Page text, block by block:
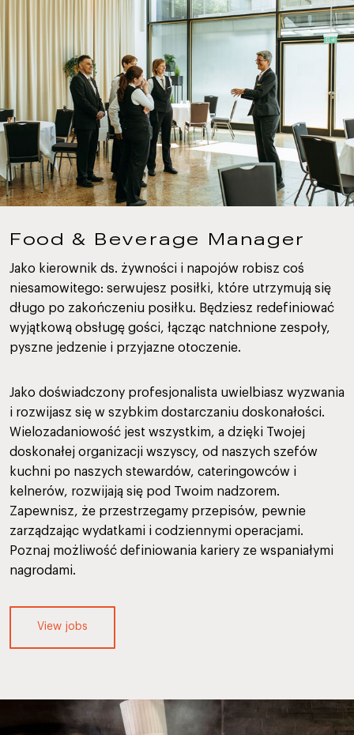
Food & Beverage Manager
Jako kierownik ds. żywności i napojów robisz coś
niesamowitego: serwujesz posiłki, które utrzymują się
długo po zakończeniu posiłku. Będziesz redefiniować
wyjątkową obsługę gości, łącząc natchnione zespoły,
pyszne jedzenie i przyjazne otoczenie.
Jako doświadczony profesjonalista uwielbiasz wyzwania
i rozwijasz się w szybkim dostarczaniu doskonałości.
Wielozadaniowość jest wszystkim, a dzięki Twojej
doskonałej organizacji wszyscy, od naszych szefów
kuchni po naszych stewardów, cateringowców i
kelnerów, rozwijają się pod Twoim nadzorem.
Zapewnisz, że przestrzegamy przepisów, pewnie
zarządzając wydatkami i codziennymi operacjami.
Poznaj możliwość definiowania kariery ze wspaniałymi
nagrodami.
View jobs